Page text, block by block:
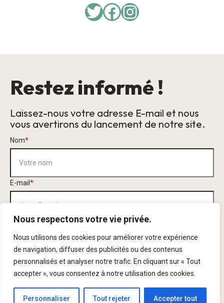
Nous respectons votre vie privée.
Nous utilisons des cookies pour améliorer votre expérience
de navigation, diffuser des publicités ou des contenus
personnalisés et analyser notre trafic. En cliquant sur « Tout
accepter », vous consentez à notre utilisation des cookies.
Personnaliser Tout rejeter Accepter tout
Twitter
Facebook
Instagram
Restez informé !
Laissez-nous votre adresse E-mail et nous
vous avertirons du lancement de notre site.
Nom*
E-mail *
Ce formulaire recueille votre nom et votre adresse électronique afin
que nous puissions vous contacter. Consultez notre Politique de
Confidentialitépour comprendre comment nous protégeons et gérons
les données que vous nous communiquez.
Tenez-moi au courant